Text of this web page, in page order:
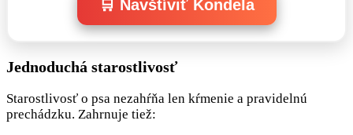
🛒 Navštíviť Kondela
Jednoduchá starostlivosť
Starostlivosť o psa nezahŕňa len kŕmenie a pravidelnú
prechádzku. Zahrnuje tiež: